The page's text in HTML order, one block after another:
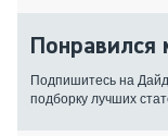
Понравился
Подпишитесь на
подборку лучших